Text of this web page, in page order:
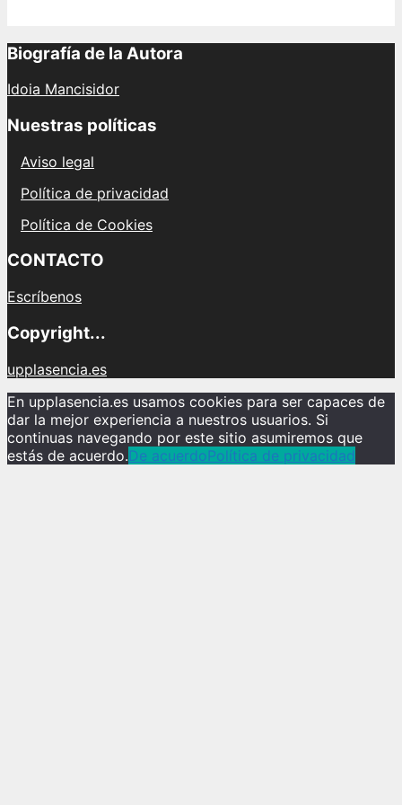
Biografía de la Autora
Idoia Mancisidor
Nuestras políticas
Aviso legal
Política de privacidad
Política de Cookies
CONTACTO
Escríbenos
Copyright...
upplasencia.es
En upplasencia.es usamos cookies para ser capaces de
dar la mejor experiencia a nuestros usuarios. Si
continuas navegando por este sitio asumiremos que
estás de acuerdo.De acuerdoPolítica de privacidad